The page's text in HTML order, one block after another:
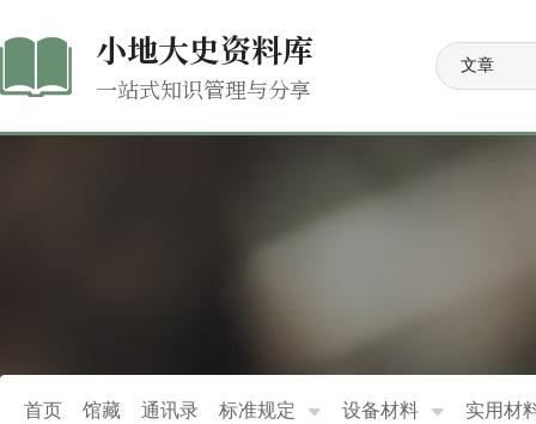
小地大史资料库
一站式知识管理与分享
首页 馆藏 通讯录 标准规定 设备材料 实用材